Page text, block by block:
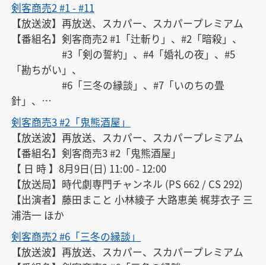
剣客商売2 #1 - #11
【放送波】再放送、スカパー、スカパープレミアム
【番組名】剣客商売2 #1「辻斬り」、#2「暗殺」、
#3「剣の誓約」、#4「婚礼の夜」、#5
「勘ちがい」、
#6「三冬の縁談」、#7「いのちの畳
針」、
#8「悪い虫」、#9「隠れ簑」、
#10「雨の鈴鹿川」、#11「妖怪小雨坊」
【 日 時 】8月8日(土) 4:00 - 18:30
【放送局】ホームドラマチャンネル （PS 661 / CS 29
4）
【出演者】藤田まこと 渡部篤郎 大路恵美 小林綾子 平
幹二朗 ほか
【その他】第2シリーズ一挙放送無料放送。
剣客商売3 #2「鬼熊酒屋」
【放送波】再放送、スカパー、スカパープレミアム
【番組名】剣客商売3 #2「鬼熊酒屋」
【 日 時 】8月9日(日) 11:00 - 12:00
【放送局】時代劇専門チャンネル (PS 662 / CS 292)
【出演者】藤田まこと 小林綾子 大路恵美 梶芽衣子 三
浦浩一 ほか
剣客商売2 #6「三冬の縁談」
【放送波】再放送、スカパー、スカパープレミアム